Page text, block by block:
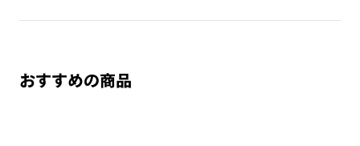
おすすめの商品